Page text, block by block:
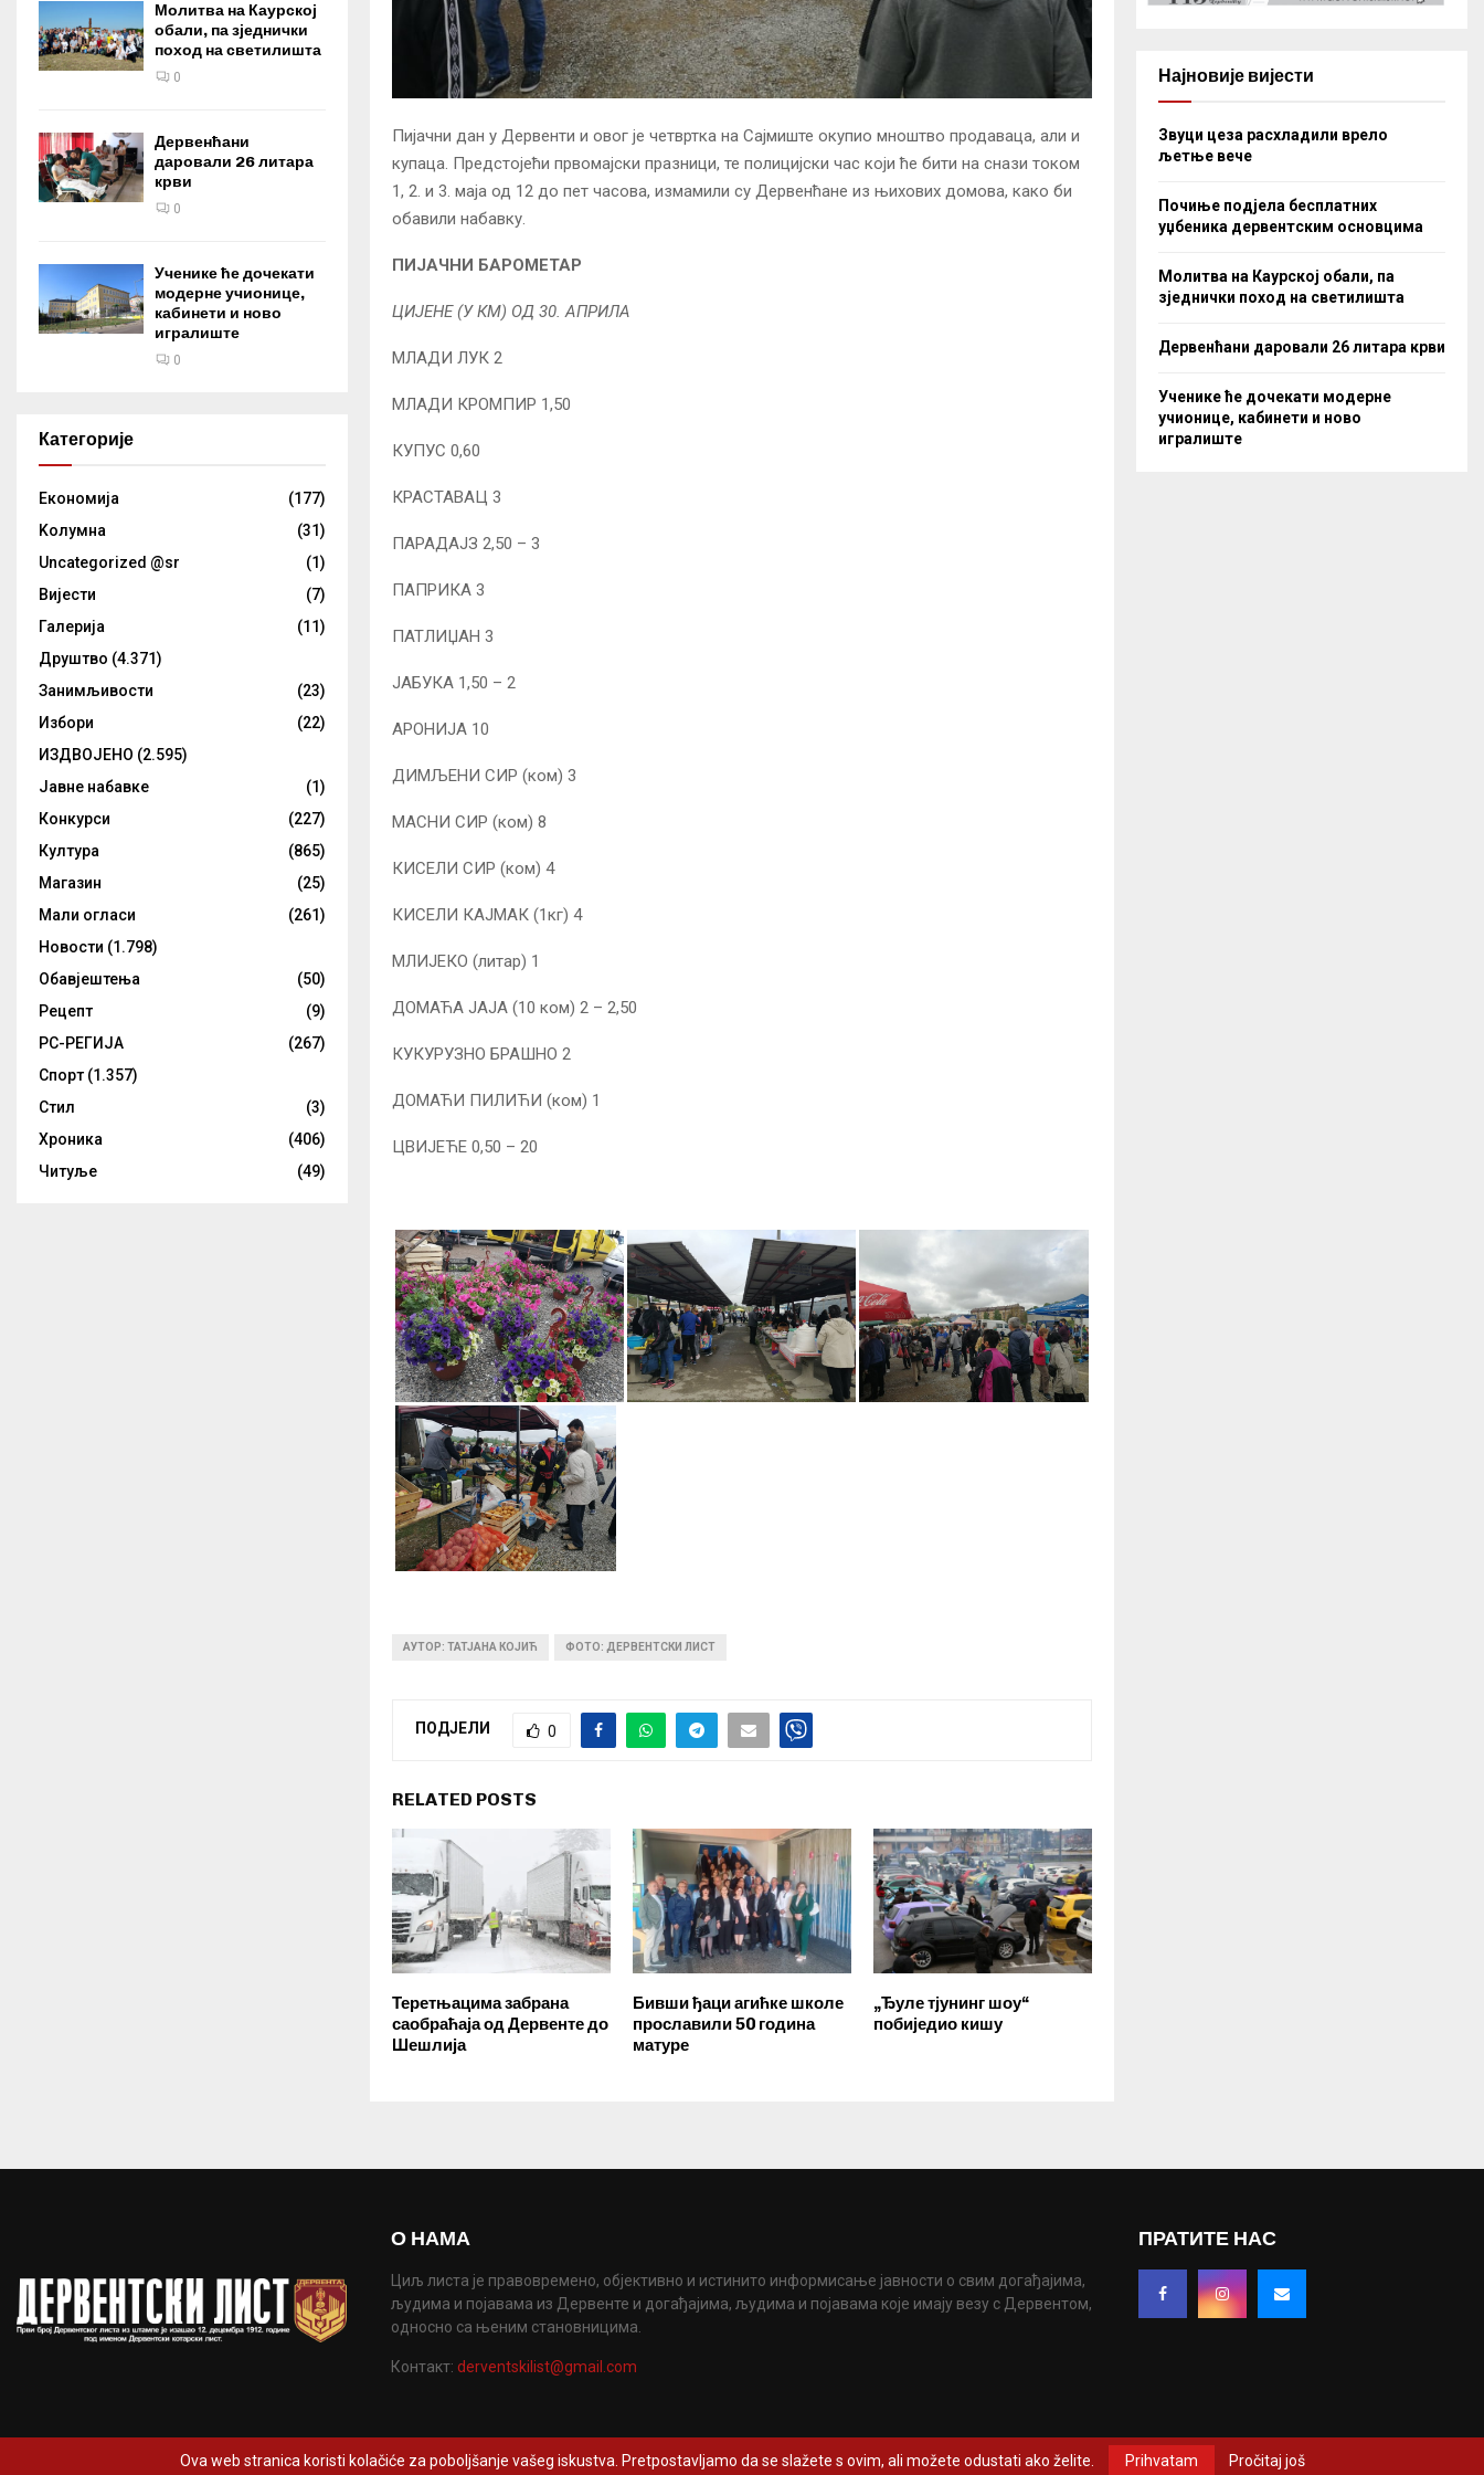
Пијачни дан у Дервенти и овог је четвртка на Сајмиште окупио мноштво продаваца, али и
купаца. Предстојећи првомајски празници, те полицијски час који ће бити на снази током
1, 2. и 3. маја од 12 до пет часова, измамили су Дервенћане из њихових домова, како би
обавили набавку.
ПИЈАЧНИ БАРОМЕТАР
ЦИЈЕНЕ (У КМ) ОД 30. АПРИЛА
МЛАДИ ЛУК 2
МЛАДИ КРОМПИР 1,50
КУПУС 0,60
КРАСТАВАЦ 3
ПАРАДАЈЗ 2,50 – 3
ПАПРИКА 3
ПАТЛИЏАН 3
ЈАБУКА 1,50 – 2
АРОНИЈА 10
ДИМЉЕНИ СИР (ком) 3
МАСНИ СИР (ком) 8
КИСЕЛИ СИР (ком) 4
КИСЕЛИ КАЈМАК (1кг) 4
МЛИЈЕКО (литар) 1
ДОМАЋА ЈАЈА (10 ком) 2 – 2,50
КУКУРУЗНО БРАШНО 2
ДОМАЋИ ПИЛИЋИ (ком) 1
ЦВИЈЕЋЕ 0,50 – 20
АУТОР: ТАТЈАНА КОЈИЋ ФОТО: ДЕРВЕНТСКИ ЛИСТ
ПОДЈЕЛИ 0
RELATED POSTS
Теретњацима забрана
саобраћаја од Дервенте до
Шешлија
Бивши ђаци агићке школе
прославили 50 година
матуре
„Ђуле тјунинг шоу“
побиједио кишу
Молитва на Каурској
обали, па зједнички
поход на светилишта
0
Дервенћани
даровали 26 литара
крви
0
Ученике ће дочекати
модерне учионице,
кабинети и ново
игралиште
0
Категорије
Eкономија
(177)
Kолумнa
(31)
Uncategorized @sr
(1)
Вијести
(7)
Галерија
(11)
Друштво (4.371)
Занимљивости
(23)
Избори
(22)
ИЗДВОЈЕНО (2.595)
Јавне набавке
(1)
Конкурси
(227)
Култура
(865)
Магазин
(25)
Мали огласи
(261)
Новости (1.798)
Обавјештења
(50)
Рецепт
(9)
РС-РЕГИЈА
(267)
Спорт (1.357)
Стил
(3)
Хроника
(406)
Читуље
(49)
Најновије вијести
Звуци цеза расхладили врело
љетње вече
Почиње подјела бесплатних
уџбеника дервентским основцима
Молитва на Каурској обали, па
зједнички поход на светилишта
Дервенћани даровали 26 литара крви
Ученике ће дочекати модерне
учионице, кабинети и ново
игралиште
О НАМА
Циљ листа је правовремено, објективно и истинито информисање јавности о свим догађајима,
људима и појавама из Дервенте и догађајима, људима и појавама које имају везу с Дервентом,
односно са њеним становницима.
Контакт: derventskilist@gmail.com
ПРАТИТЕ НАС
@2022 - www.derventskilist.net. Сва права задржана. Дизајнирао и развиоProCreative Studio
Ova web stranica koristi kolačiće za poboljšanje vašeg iskustva. Pretpostavljamo da se slažete s ovim, ali možete odustati ako želite. Prihvatam Pročitaj još